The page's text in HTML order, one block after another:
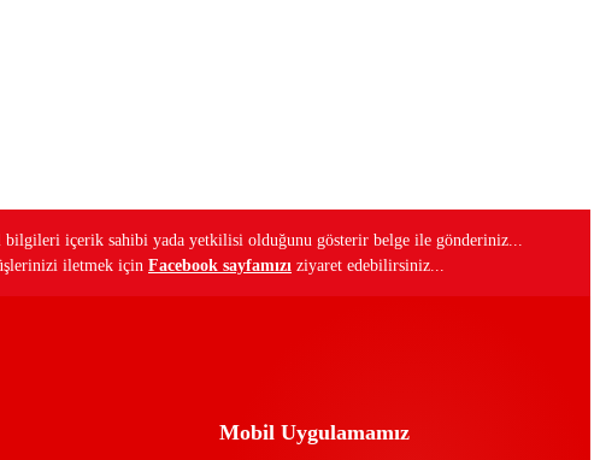
bilgileri içerik sahibi yada yetkilisi olduğunu gösterir belge ile gönderiniz...
iletmek için Facebook sayfamızı ziyaret edebilirsiniz...
Mobil Uygulamamız